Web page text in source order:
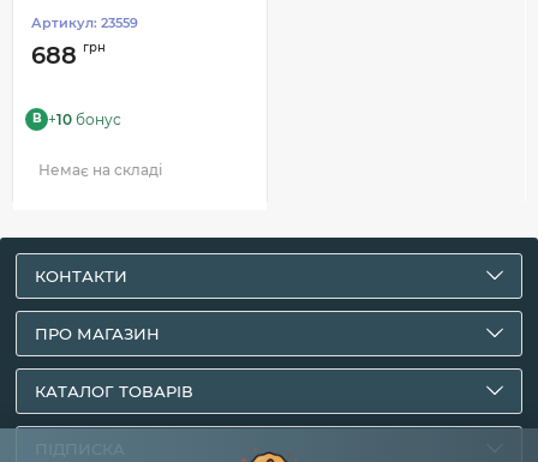
Артикул: 23559
688 грн
B +10 бонус
Немає на складі
КОНТАКТИ
ПРО МАГАЗИН
КАТАЛОГ ТОВАРІВ